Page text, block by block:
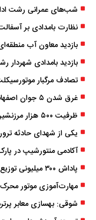
غرق شدن ۵ جوان اصفهانی در سواحل رامسر